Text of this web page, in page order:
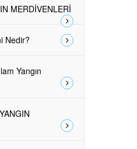
MERDİVENLERİ
Nedir?
Yangın